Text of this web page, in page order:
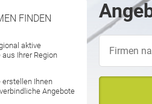
FINDEN
aktive
Ihrer Region
erstellen Ihnen
Angebote